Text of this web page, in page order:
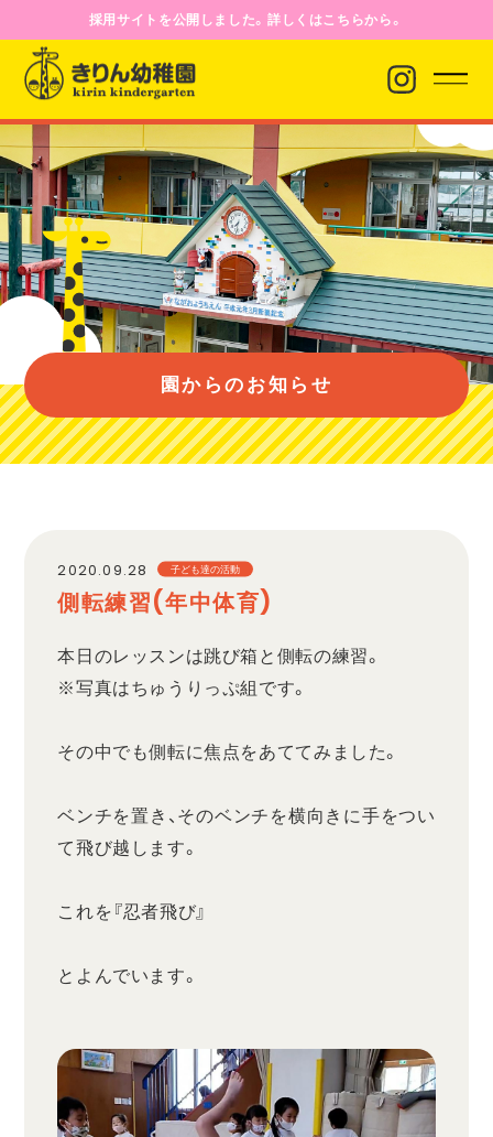
採用サイトを公開しました。詳しくはこちらから。
園からのお知らせ
園について
園のようす
バス経路
プライバシーポリシー
園からのお知らせ
2020.09.28 子ども達の活動
側転練習(年中体育)
本日のレッスンは跳び箱と側転の練習。
※写真はちゅうりっぷ組です。
その中でも側転に焦点をあててみました。
ベンチを置き、そのベンチを横向きに手をつい
て飛び越します。
これを『忍者飛び』
とよんでいます。